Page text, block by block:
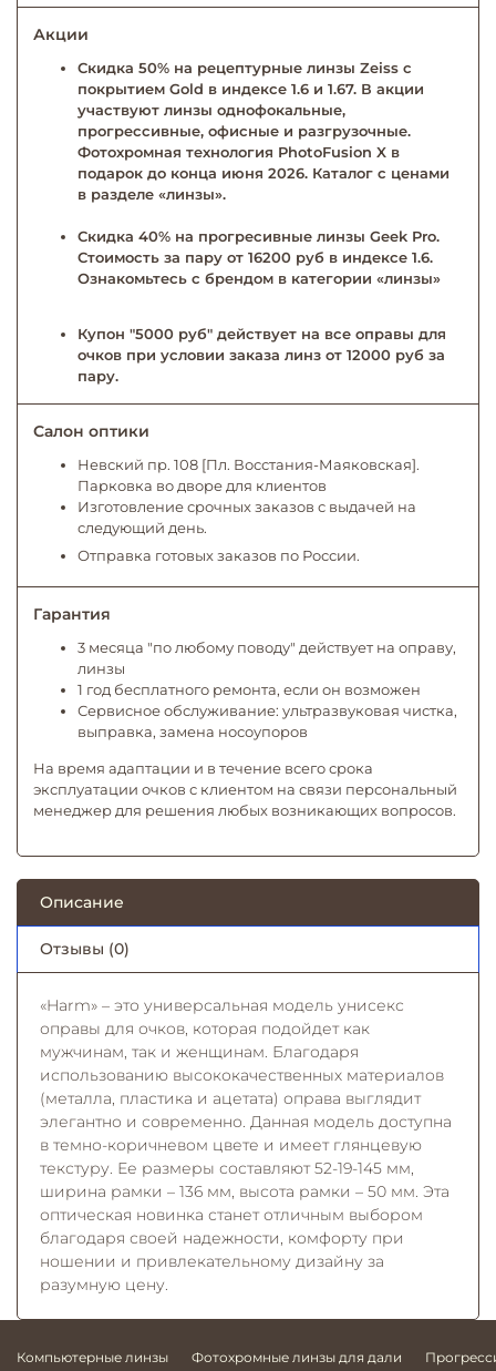
Акции
Скидка 50% на рецептурные линзы Zeiss с
покрытием Gold в индексе 1.6 и 1.67. В акции
участвуют линзы однофокальные,
прогрессивные, офисные и разгрузочные.
Фотохромная технология PhotoFusion X в
подарок до конца июня 2026. Каталог с ценами
в разделе «линзы».
Скидка 40% на прогресивные линзы Geek Pro.
Стоимость за пару от 16200 руб в индексе 1.6.
Ознакомьтесь с брендом в категории «линзы»
Купон "5000 руб" действует на все оправы для
очков при условии заказа линз от 12000 руб за
пару.
Салон оптики
Невский пр. 108 [Пл. Восстания-Маяковская].
Парковка во дворе для клиентов
Изготовление срочных заказов с выдачей на
следующий день.
Отправка готовых заказов по России.
Гарантия
3 месяца "по любому поводу" действует на оправу,
линзы
1 год бесплатного ремонта, если он возможен
Сервисное обслуживание: ультразвуковая чистка,
выправка, замена носоупоров
На время адаптации и в течение всего срока
эксплуатации очков с клиентом на связи персональный
менеджер для решения любых возникающих вопросов.
Описание
Отзывы (0)
«Harm» – это универсальная модель унисекс
оправы для очков, которая подойдет как
мужчинам, так и женщинам. Благодаря
использованию высококачественных материалов
(металла, пластика и ацетата) оправа выглядит
элегантно и современно. Данная модель доступна
в темно-коричневом цвете и имеет глянцевую
текстуру. Ее размеры составляют 52-19-145 мм,
ширина рамки – 136 мм, высота рамки – 50 мм. Эта
оптическая новинка станет отличным выбором
благодаря своей надежности, комфорту при
ношении и привлекательному дизайну за
разумную цену.
Компьютерные линзы Фотохромные линзы для дали